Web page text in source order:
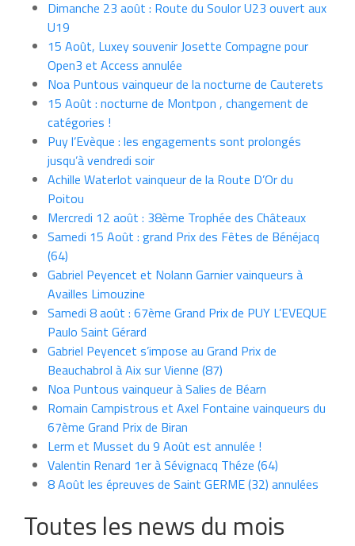
Dimanche 23 août : Route du Soulor U23 ouvert aux
U19
15 Août, Luxey souvenir Josette Compagne pour
Open3 et Access annulée
Noa Puntous vainqueur de la nocturne de Cauterets
15 Août : nocturne de Montpon , changement de
catégories !
Puy l’Evèque : les engagements sont prolongés
jusqu’à vendredi soir
Achille Waterlot vainqueur de la Route D’Or du
Poitou
Mercredi 12 août : 38ème Trophée des Châteaux
Samedi 15 Août : grand Prix des Fêtes de Bénéjacq
(64)
Gabriel Peyencet et Nolann Garnier vainqueurs à
Availles Limouzine
Samedi 8 août : 67ème Grand Prix de PUY L’EVEQUE
Paulo Saint Gérard
Gabriel Peyencet s’impose au Grand Prix de
Beauchabrol à Aix sur Vienne (87)
Noa Puntous vainqueur à Salies de Béarn
Romain Campistrous et Axel Fontaine vainqueurs du
67ème Grand Prix de Biran
Lerm et Musset du 9 Août est annulée !
Valentin Renard 1er à Sévignacq Théze (64)
8 Août les épreuves de Saint GERME (32) annulées
Toutes les news du mois